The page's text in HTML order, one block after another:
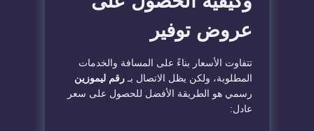
عروض توفير
​تتفاوت الأسعار بناءً على المسافة والخدمات
المطلوبة، ولكن يظل الاتصال بـرقم ليموزين
رسمي هو الطريقة الأفضل للحصول على سعر
عادل: